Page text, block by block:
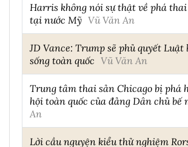
Harris không nói sự thật về phá
tại nước Mỹ Vũ Văn An
JD Vance: Trump sẽ phủ quyết Luật
sống toàn quốc Vũ Văn An
Trung tâm thai sản Chicago bị phá
hội toàn quốc của đảng Dân chủ bế
An
Lời cầu nguyện kiểu thử nghiệm